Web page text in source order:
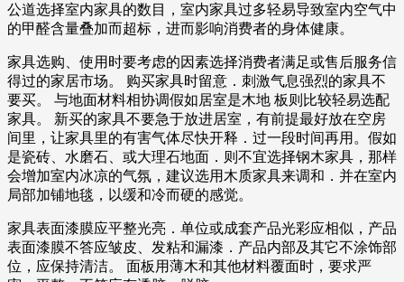
公道选择室内家具的数目，室内家具过多轻易导致室内空气中
的甲醛含量叠加而超标，进而影响消费者的身体健康。
家具选购、使用时要考虑的因素选择消费者满足或售后服务信
得过的家居市场。 购买家具时留意．刺激气息强烈的家具不
要买。 与地面材料相协调假如居室是木地 板则比较轻易选配
家具。 新买的家具不要急于放进居室，有前提最好放在空房
间里，让家具里的有害气体尽快开释．过一段时间再用。假如
是瓷砖、水磨石、或大理石地面．则不宜选择钢木家具，那样
会增加室内冰凉的气氛，建议选用木质家具来调和．并在室内
局部加铺地毯，以缓和冷而硬的感觉。
家具表面漆膜应平整光亮．单位或成套产品光彩应相似，产品
表面漆膜不答应皱皮、发粘和漏漆．产品内部及其它不涂饰部
位，应保持清洁。 面板用薄木和其他材料覆面时，要求严